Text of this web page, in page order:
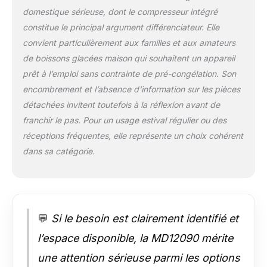
ouverture de
remplissage et
commande facile
pour une préparation
FACILE : fonction
autonettoyante
pratique, bac
récupérateur et
réservoir amovible
pour un nettoyage
domestique sérieuse, dont le compresseur intégré
constitue le principal argument différenciateur. Elle
convient particulièrement aux familles et aux amateurs
de boissons glacées maison qui souhaitent un appareil
prêt à l’emploi sans contrainte de pré-congélation. Son
encombrement et l’absence d’information sur les pièces
détachées invitent toutefois à la réflexion avant de
franchir le pas. Pour un usage estival régulier ou des
réceptions fréquentes, elle représente un choix cohérent
dans sa catégorie.
💬 Si le besoin est clairement identifié et
l’espace disponible, la MD12090 mérite
une attention sérieuse parmi les options